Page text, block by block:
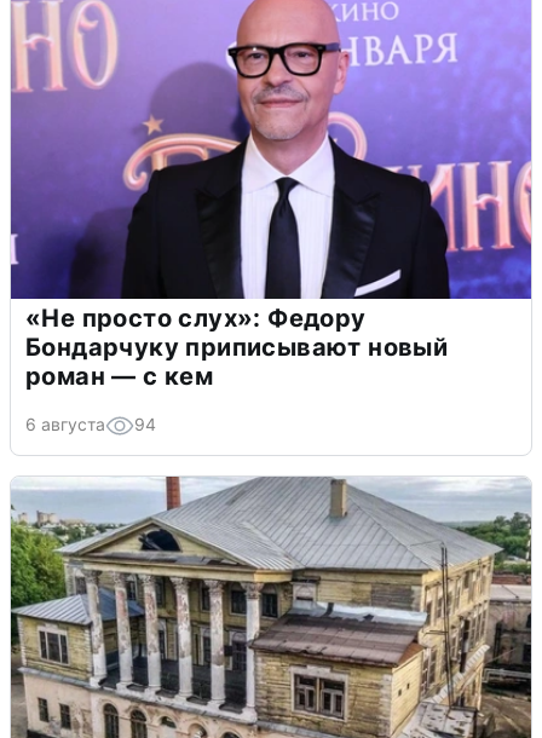
«Не просто слух»: Федору
Бондарчуку приписывают новый
роман — с кем
6 августа 94